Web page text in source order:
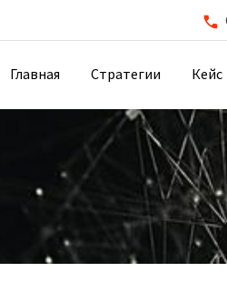
Главная Стратегии Кейс